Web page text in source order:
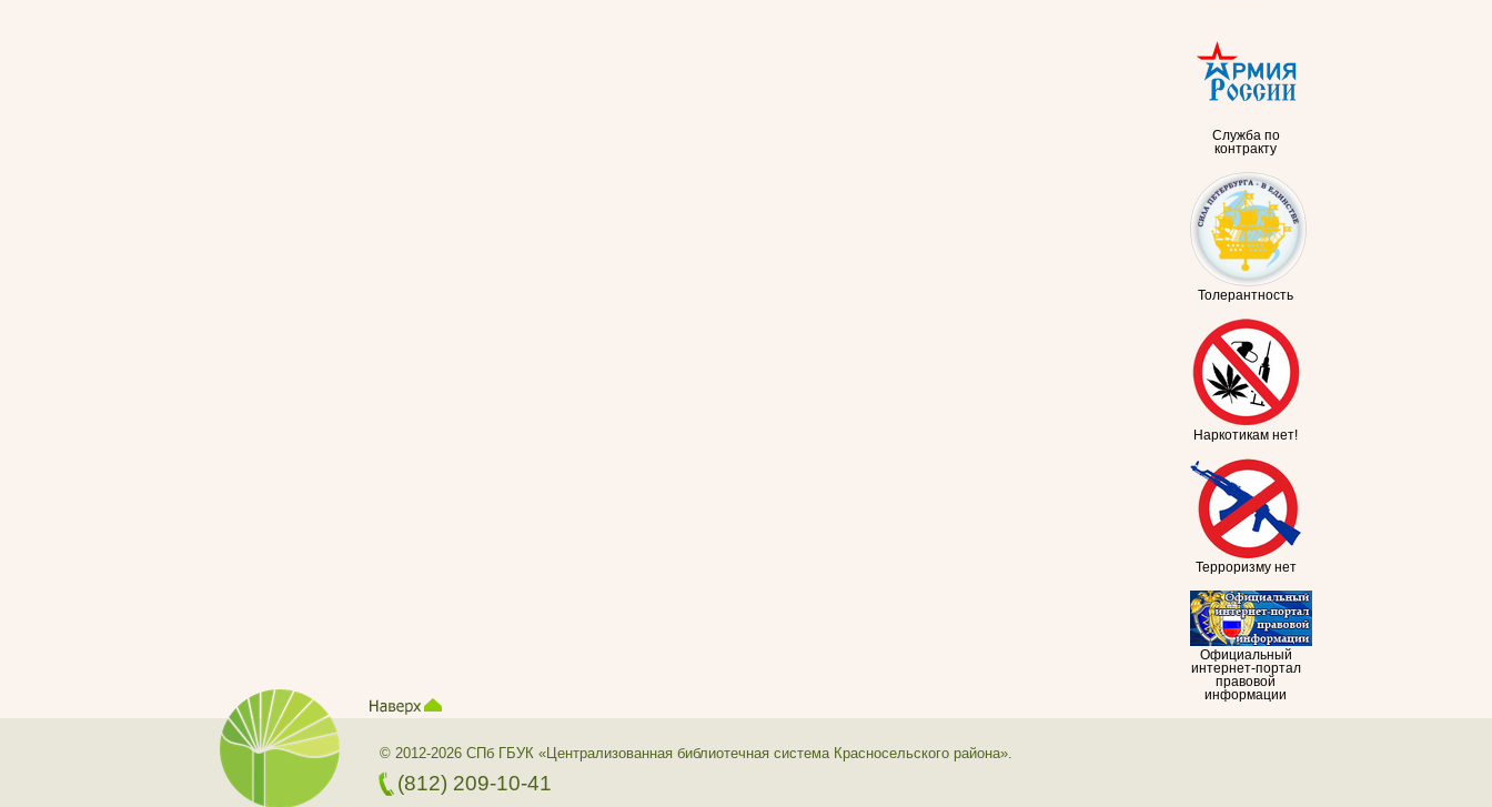
Служба по
контракту
Толерантность
Наркотикам нет!
Терроризму нет
Официальный
интернет-портал
правовой
информации
© 2012-2026 СПб ГБУК «Централизованная библиотечная система Красносельского района».
(812) 209-10-41